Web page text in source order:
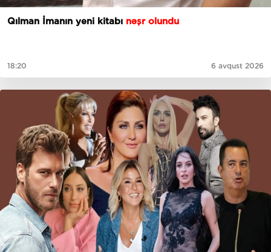
Qılman İmanın yeni kitabı nəşr olundu
18:20 6 avqust 2026